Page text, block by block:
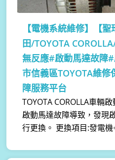
【電機系統維修】
【
田/TOYOTA
無反應#啟動馬達故障
市信義區TOYOTA維
障服務平台
TOYOTA COROLLA車輛
啟動馬達故障導致，發現
行更換。 更換項目:發電機